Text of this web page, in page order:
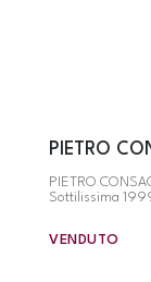
PIETRO
PIETRO
Sottilissima
VENDUTO